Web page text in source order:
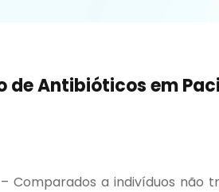
de Antibióticos em
– Comparados a indivíduos não